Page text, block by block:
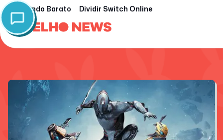
Nintendo Barato Dividir Switch Online